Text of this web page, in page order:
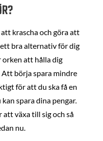
krascha och göra att
bra alternativ för dig
orken att hålla dig
börja spara mindre
för att du ska få en
spara dina pengar.
växa till sig och så
nu.